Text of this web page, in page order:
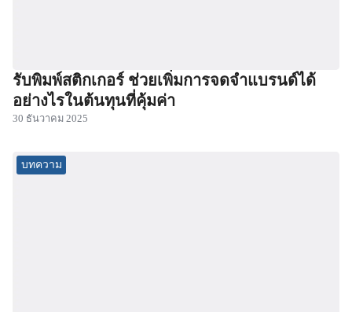
รับพิมพ์สติกเกอร์ ช่วยเพิ่มการจดจำแบรนด์ได้
อย่างไรในต้นทุนที่คุ้มค่า
30 ธันวาคม 2025
บทความ